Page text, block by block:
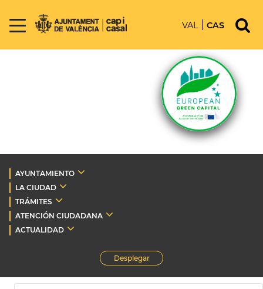
VAL CAS
AYUNTAMIENTO
LA CIUDAD
TRÁMITES
ATENCIÓN CIUDADANA
ACTUALIDAD
Desplegar